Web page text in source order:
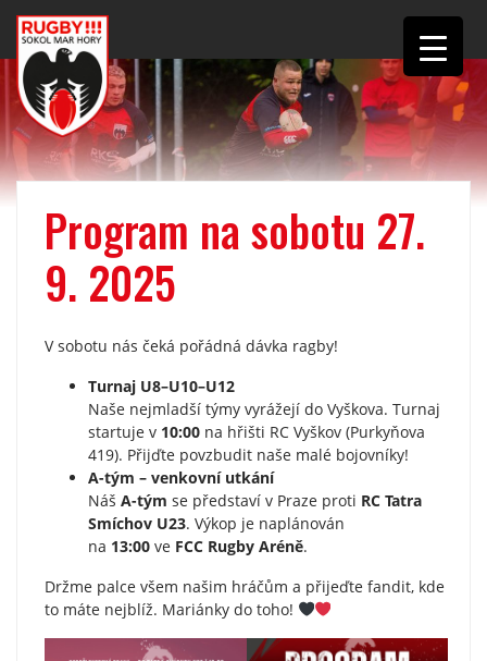
Program na sobotu 27.
9. 2025
V sobotu nás čeká pořádná dávka ragby!
Turnaj U8–U10–U12
Naše nejmladší týmy vyrážejí do Vyškova. Turnaj
startuje v 10:00 na hřišti RC Vyškov (Purkyňova
419). Přijďte povzbudit naše malé bojovníky!
A-tým – venkovní utkání
Náš A-tým se představí v Praze proti RC Tatra
Smíchov U23. Výkop je naplánován
na 13:00 ve FCC Rugby Aréně.
Držme palce všem našim hráčům a přijeďte fandit, kde
to máte nejblíž. Mariánky do toho!